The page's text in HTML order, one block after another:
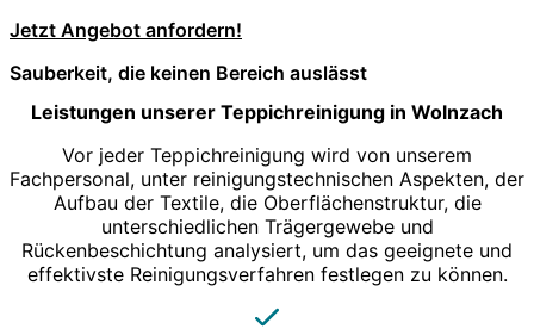
Jetzt Angebot anfordern!
Sauberkeit, die keinen Bereich auslässt
Leistungen unserer Teppichreinigung in Wolnzach
Vor jeder Teppichreinigung wird von unserem
Fachpersonal, unter reinigungstechnischen Aspekten, der
Aufbau der Textile, die Oberflächenstruktur, die
unterschiedlichen Trägergewebe und
Rückenbeschichtung analysiert, um das geeignete und
effektivste Reinigungsverfahren festlegen zu können.